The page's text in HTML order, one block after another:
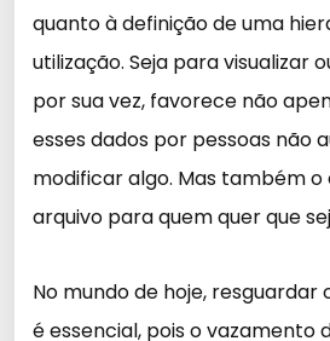
quanto à definição de uma
utilização. Seja para visualizar
por sua vez, favorece não
esses dados por pessoas não
modificar algo. Mas também o
arquivo para quem quer que
No mundo de hoje, resguardar
é essencial, pois o vazamento